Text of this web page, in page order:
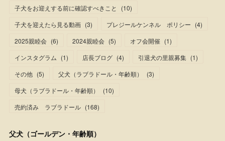
子犬をお迎えする前に確認すべきこと
(10)
子犬を迎えたら見る動画 (3) プレジールケンネル ポリシー (4)
2025親睦会 (6) 2024親睦会 (5) オフ会開催 (1)
インスタグラム (1) 店長ブログ (4) 引退犬の里親募集 (1)
その他 (5) 父犬（ラブラドール・年齢順） (3)
母犬（ラブラドール・年齢順）
(10)
売約済み ラブラドール (168)
父犬（ゴールデン・年齢順）